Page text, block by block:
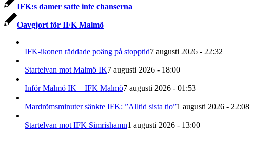
IFK:s damer satte inte chanserna
Oavgjort för IFK Malmö
IFK-ikonen räddade poäng på stopptid7 augusti 2026 - 22:32
Startelvan mot Malmö IK7 augusti 2026 - 18:00
Inför Malmö IK – IFK Malmö7 augusti 2026 - 01:53
Mardrömsminuter sänkte IFK: ”Alltid sista tio”1 augusti 2026 - 22:08
Startelvan mot IFK Simrishamn1 augusti 2026 - 13:00